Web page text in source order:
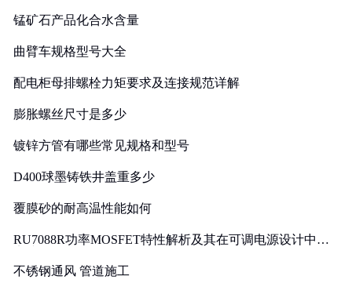
锰矿石产品化合水含量
曲臂车规格型号大全
配电柜母排螺栓力矩要求及连接规范详解
膨胀螺丝尺寸是多少
镀锌方管有哪些常见规格和型号
D400球墨铸铁井盖重多少
覆膜砂的耐高温性能如何
RU7088R功率MOSFET特性解析及其在可调电源设计中的
不锈钢通风 管道施工